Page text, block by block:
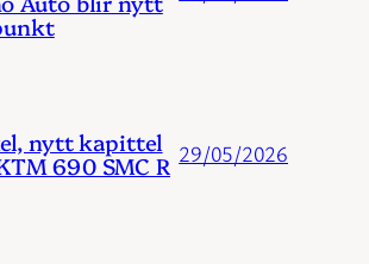
nytt kapittel
690 SMC R 29/05/2026